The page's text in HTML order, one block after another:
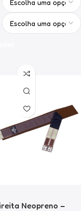
Neopreno –